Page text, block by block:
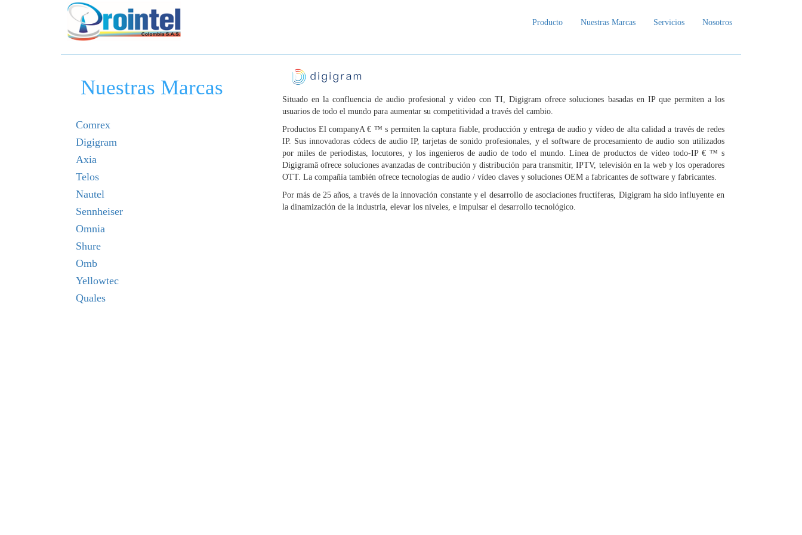
Producto Nuestras Marcas Servicios Nosotros
Nuestras Marcas
Comrex
Digigram
Axia
Telos
Nautel
Sennheiser
Omnia
Shure
Omb
Yellowtec
Quales
Situado en la confluencia de audio profesional y video con TI, Digigram ofrece soluciones basadas en IP que permiten a los
usuarios de todo el mundo para aumentar su competitividad a través del cambio.
Productos El companyA € ™ s permiten la captura fiable, producción y entrega de audio y vídeo de alta calidad a través de redes
IP. Sus innovadoras códecs de audio IP, tarjetas de sonido profesionales, y el software de procesamiento de audio son utilizados
por miles de periodistas, locutores, y los ingenieros de audio de todo el mundo. Línea de productos de vídeo todo-IP € ™ s
Digigramâ ofrece soluciones avanzadas de contribución y distribución para transmitir, IPTV, televisión en la web y los operadores
OTT. La compañía también ofrece tecnologías de audio / vídeo claves y soluciones OEM a fabricantes de software y fabricantes.
Por más de 25 años, a través de la innovación constante y el desarrollo de asociaciones fructíferas, Digigram ha sido influyente en
la dinamización de la industria, elevar los niveles, e impulsar el desarrollo tecnológico.